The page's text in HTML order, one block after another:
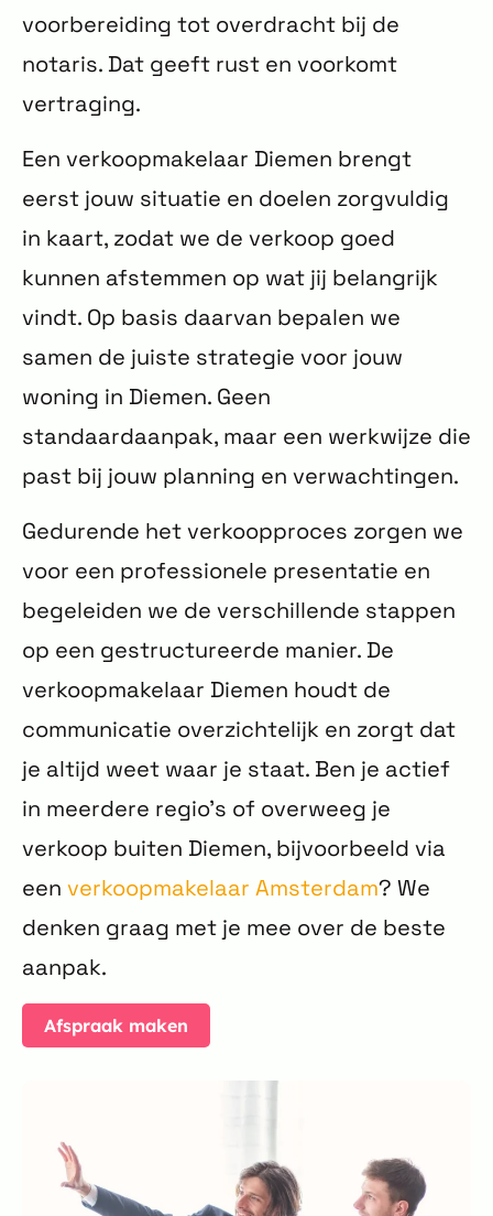
voorbereiding tot overdracht bij de
notaris. Dat geeft rust en voorkomt
vertraging.
Een verkoopmakelaar Diemen brengt
eerst jouw situatie en doelen zorgvuldig
in kaart, zodat we de verkoop goed
kunnen afstemmen op wat jij belangrijk
vindt. Op basis daarvan bepalen we
samen de juiste strategie voor jouw
woning in Diemen. Geen
standaardaanpak, maar een werkwijze die
past bij jouw planning en verwachtingen.
Gedurende het verkoopproces zorgen we
voor een professionele presentatie en
begeleiden we de verschillende stappen
op een gestructureerde manier. De
verkoopmakelaar Diemen houdt de
communicatie overzichtelijk en zorgt dat
je altijd weet waar je staat. Ben je actief
in meerdere regio’s of overweeg je
verkoop buiten Diemen, bijvoorbeeld via
een verkoopmakelaar Amsterdam? We
denken graag met je mee over de beste
aanpak.
Afspraak maken